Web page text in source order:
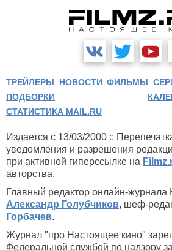
ТРЕЙЛЕРЫ НОВОСТИ ФИЛЬМЫ
ПОДБОРКИ
СТАТИСТИКА MAIL.RU
Издается с 13/03/2000 ::
уведомления и разрешения
при активной гиперссылке на
авторства.
Главный редактор онлайн-
Александр Голубчиков, шеф-
Горбачев.
Журнал "про Настоящее кино"
Федеральной службой по надзору